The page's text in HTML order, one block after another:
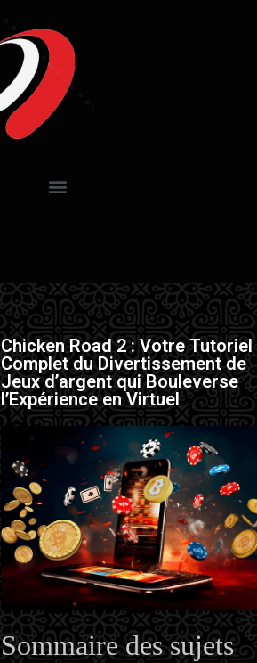
Chicken Road 2 : Votre Tutoriel
Complet du Divertissement de
Jeux d’argent qui Bouleverse
l’Expérience en Virtuel
Sommaire des sujets